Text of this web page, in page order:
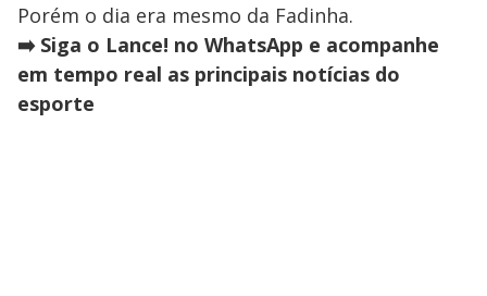
Porém o dia era mesmo da Fadinha.
➡️ Siga o Lance! no WhatsApp e acompanhe
em tempo real as principais notícias do
esporte